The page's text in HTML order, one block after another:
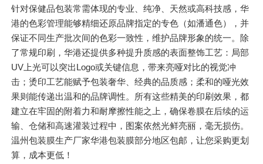
针对保健品包装常需体现的专业、纯净、天然或高科技感，华
港的色彩管理能够精细还原品牌指定的专色（如潘通色），并
保证不同生产批次间的色彩一致性，维护品牌形象的统一。除
了常规印刷，华港还提供多种提升质感的表面整饰工艺：局部
UV上光可以突出Logo或关键信息，带来亮哑对比的视觉冲
击；烫印工艺能赋予包装奢华、经典的品质感；柔和的哑光效
果则能传递出温和的品牌调性。所有这些精美的印刷效果，都
建立在牢固的附着力和耐摩擦性能之上，确保卷膜在后续的运
输、仓储和高速灌装过程中，图案依然光鲜亮丽，毫无损伤。
温州包装膜生产厂家华港包装膜部分地区包邮，让您采购更划
算，成本更低！